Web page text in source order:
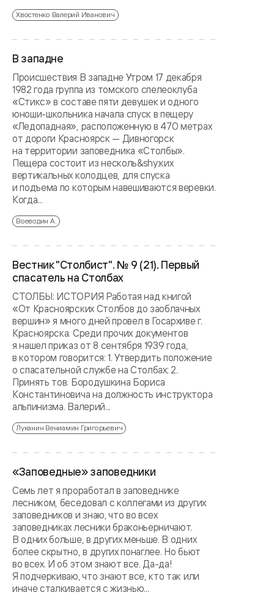
Хвостенко Валерий Иванович
В западне
Происшествия В западне Утром 17 декабря
1982 года группа из томского спелеоклуба
«Стикс» в составе пяти девушек и одного
юноши-школьника начала спуск в пещеру
«Ледопадная», расположенную в 470 метрах
от дороги Красноярск — Дивногорск
на территории заповедника «Столбы».
Пещера состоит из несколь&shy;ких
вертикальных колодцев, для спуска
и подъема по которым навешиваются веревки.
Когда...
Воеводин А.
Вестник "Столбист". № 9 (21). Первый
спасатель на Столбах
СТОЛБЫ: ИСТОРИЯ Работая над книгой
«От Красноярских Столбов до заоблачных
вершин» я много дней провел в Госархиве г.
Красноярска. Среди прочих документов
я нашел приказ от 8 сентября 1939 года,
в котором говорится: 1. Утвердить положение
о спасательной службе на Столбах; 2.
Принять тов. Бородушкина Бориса
Константиновича на должность инструктора
альпинизма. Валерий...
Луканин Вениамин Григорьевич
«Заповедные» заповедники
Семь лет я проработал в заповеднике
лесником, беседовал с коллегами из других
заповедников и знаю, что во всех
заповедниках лесники браконьерничают.
В одних больше, в других меньше. В одних
более скрытно, в других понаглее. Но бьют
во всех. И об этом знают все. Да-да!
Я подчеркиваю, что знают все, кто так или
иначе сталкивается с жизнью...